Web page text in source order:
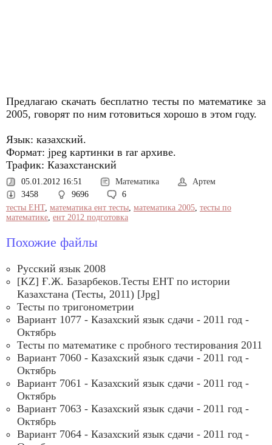
Предлагаю скачать бесплатно тесты по математике за
2005, говорят по ним готовиться хорошо в этом году.
Язык: казахский.
Формат: jpeg картинки в rar архиве.
Трафик: Казахстанский
05.01.2012 16:51 Математика
Артем
3458
9696
6
тесты ЕНТ, математика ент тесты, математика 2005, тесты по
математике, ент 2012 подготовка
Похожие файлы
Русский язык 2008
[KZ] Ғ.Ж. Базарбеков.Тесты ЕНТ по истории
Казахстана (Тесты, 2011) [Jpg]
Тесты по тригонометрии
Вариант 1077 - Казахский язык сдачи - 2011 год -
Октябрь
Тесты по математике с пробного тестирования 2011
Вариант 7060 - Казахский язык сдачи - 2011 год -
Октябрь
Вариант 7061 - Казахский язык сдачи - 2011 год -
Октябрь
Вариант 7063 - Казахский язык сдачи - 2011 год -
Октябрь
Вариант 7064 - Казахский язык сдачи - 2011 год -